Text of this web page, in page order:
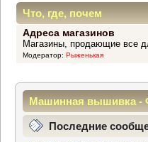
Что, где, почем
Адреса магазинов
Магазины, продающие все
Модератор: Рыженькая
Машинная вышивка -
Информационный
Последние